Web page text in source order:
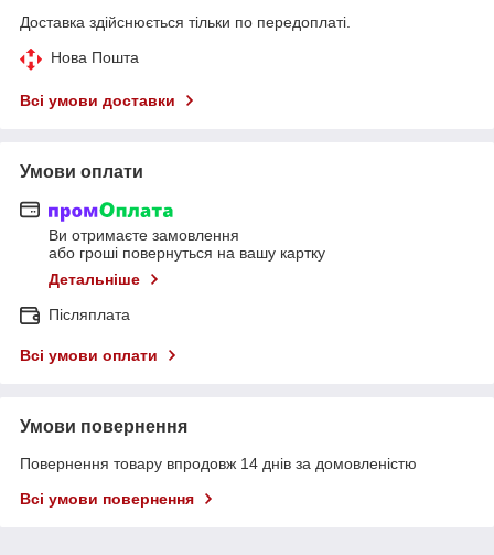
Доставка здійснюється тільки по передоплаті.
Нова Пошта
Всі умови доставки
Умови оплати
Ви отримаєте замовлення
або гроші повернуться на вашу картку
Детальніше
Післяплата
Всі умови оплати
Умови повернення
Повернення товару впродовж 14 днів за домовленістю
Всі умови повернення